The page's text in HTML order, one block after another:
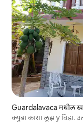
Guardalavaca मधील
क्युबा कासा लूझ y विडा.